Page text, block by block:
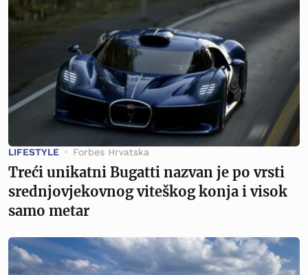
LIFESTYLE Forbes Hrvatska
Treći unikatni Bugatti nazvan je po vrsti
srednjovjekovnog viteškog konja i visok
samo metar